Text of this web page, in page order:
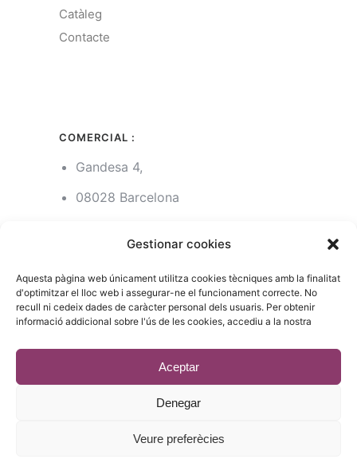
Gestionar cookies
Aquesta pàgina web únicament utilitza cookies tècniques amb la finalitat
d'optimitzar el lloc web i assegurar-ne el funcionament correcte. No
recull ni cedeix dades de caràcter personal dels usuaris. Per obtenir
informació addicional sobre l'ús de les cookies, accediu a la nostra
Aceptar
Denegar
Veure preferècies
Catàleg
Contacte
COMERCIAL :
Gandesa 4,
08028 Barcelona
© 2023 - Desenvolupament